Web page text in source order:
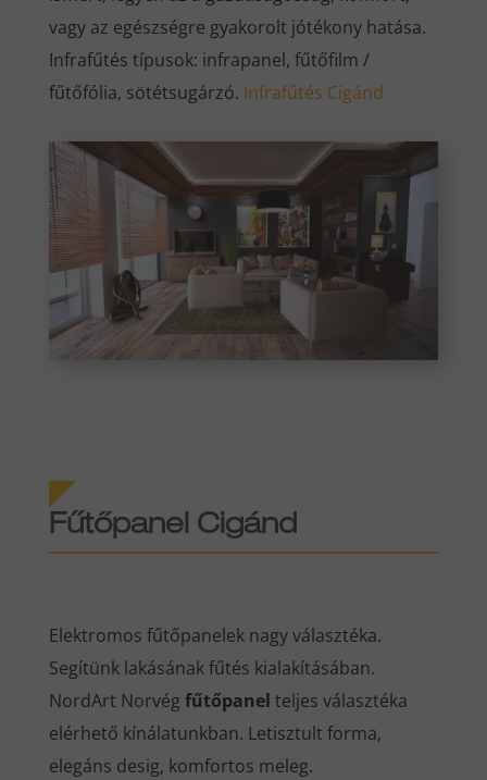
vagy az egészségre gyakorolt jótékony hatása.
Infrafűtés típusok: infrapanel, fűtőfilm /
fűtőfólia, sötétsugárzó. Infrafűtés Cigánd
Fűtőpanel Cigánd
Elektromos fűtőpanelek nagy választéka.
Segítünk lakásának fűtés kialakításában.
NordArt Norvég fűtőpanel teljes választéka
elérhető kínálatunkban. Letisztult forma,
elegáns desig, komfortos meleg.